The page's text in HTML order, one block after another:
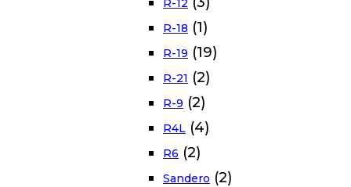
R-18 (1)
R-19 (19)
R-21 (2)
R-9 (2)
R4L (4)
R6 (2)
Sandero (2)